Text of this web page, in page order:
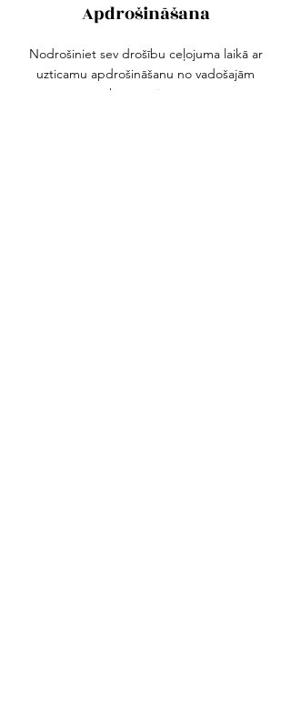
Apdrošināšana
Nodrošiniet sev drošību ceļojuma laikā ar
uzticamu apdrošināšanu no vadošajām
kompānijām.